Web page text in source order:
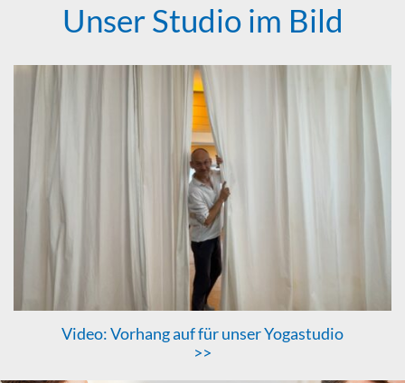
Unser Studio im Bild
Video: Vorhang auf für unser Yogastudio
>>